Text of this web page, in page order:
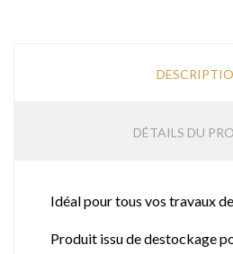
DÉTAILS DU
Idéal pour tous vos travaux
Produit issu de destockage